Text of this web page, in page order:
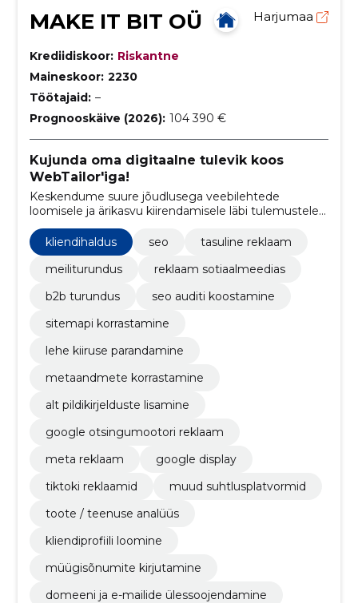
MAKE IT BIT OÜ Harjumaa
Krediidiskoor: Riskantne
Maineskoor: 2230
Töötajaid: –
Prognooskäive (2026): 104 390 €
Kujunda oma digitaalne tulevik koos
WebTailor'iga!
Keskendume suure jõudlusega veebilehtede
loomisele ja ärikasvu kiirendamisele läbi tulemustele
suunatud turunduse
kliendihaldus
seo
tasuline reklaam
meiliturundus
reklaam sotiaalmeedias
b2b turundus
seo auditi koostamine
sitemapi korrastamine
lehe kiiruse parandamine
metaandmete korrastamine
alt pildikirjelduste lisamine
google otsingumootori reklaam
meta reklaam
google display
tiktoki reklaamid
muud suhtlusplatvormid
toote / teenuse analüüs
kliendiprofiili loomine
müügisõnumite kirjutamine
domeeni ja e-mailide ülessoojendamine